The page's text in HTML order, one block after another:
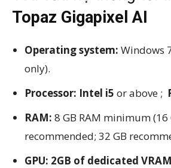
Topaz Gigapixel AI
Operating system: Windows
only).
Processor: Intel i5 or above ;
RAM: 8 GB RAM minimum (16
recommended; 32 GB
GPU: 2GB of dedicated VRAM